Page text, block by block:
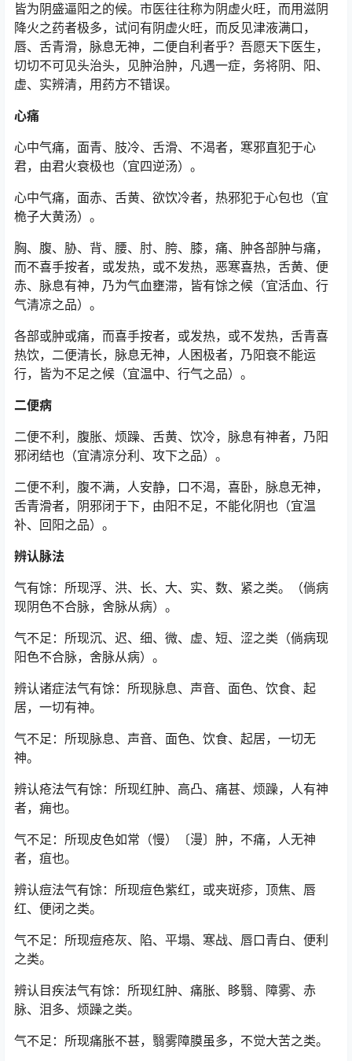
皆为阴盛逼阳之的候。市医往往称为阴虚火旺，而用滋阴
降火之药者极多，试问有阴虚火旺，而反见津液满口，
唇、舌青滑，脉息无神，二便自利者乎？吾愿天下医生，
切切不可见头治头，见肿治肿，凡遇一症，务将阴、阳、
虚、实辨清，用药方不错误。
心痛
心中气痛，面青、肢冷、舌滑、不渴者，寒邪直犯于心
君，由君火衰极也（宜四逆汤）。
心中气痛，面赤、舌黄、欲饮冷者，热邪犯于心包也（宜
桅子大黄汤）。
胸、腹、胁、背、腰、肘、胯、膝，痛、肿各部肿与痛，
而不喜手按者，或发热，或不发热，恶寒喜热，舌黄、便
赤、脉息有神，乃为气血壅滞，皆有馀之候（宜活血、行
气清凉之品）。
各部或肿或痛，而喜手按者，或发热，或不发热，舌青喜
热饮，二便清长，脉息无神，人困极者，乃阳衰不能运
行，皆为不足之候（宜温中、行气之品）。
二便病
二便不利，腹胀、烦躁、舌黄、饮冷，脉息有神者，乃阳
邪闭结也（宜清凉分利、攻下之品）。
二便不利，腹不满，人安静，口不渴，喜卧，脉息无神，
舌青滑者，阴邪闭于下，由阳不足，不能化阴也（宜温
补、回阳之品）。
辨认脉法
气有馀：所现浮、洪、长、大、实、数、紧之类。（倘病
现阴色不合脉，舍脉从病）。
气不足：所现沉、迟、细、微、虚、短、涩之类（倘病现
阳色不合脉，舍脉从病）。
辨认诸症法气有馀：所现脉息、声音、面色、饮食、起
居，一切有神。
气不足：所现脉息、声音、面色、饮食、起居，一切无
神。
辨认疮法气有馀：所现红肿、高凸、痛甚、烦躁，人有神
者，痈也。
气不足：所现皮色如常（慢）〔漫〕肿，不痛，人无神
者，疽也。
辨认痘法气有馀：所现痘色紫红，或夹斑疹，顶焦、唇
红、便闭之类。
气不足：所现痘疮灰、陷、平塌、寒战、唇口青白、便利
之类。
辨认目疾法气有馀：所现红肿、痛胀、眵翳、障雾、赤
脉、泪多、烦躁之类。
气不足：所现痛胀不甚，翳雾障膜虽多，不觉大苦之类。